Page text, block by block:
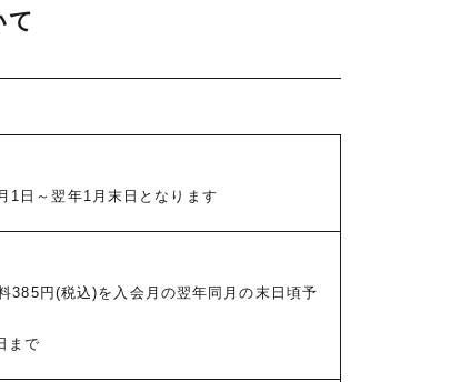
て
1日～翌年1月末日となります
385円(税込)を入会月の翌年同月の末日頃予
まで